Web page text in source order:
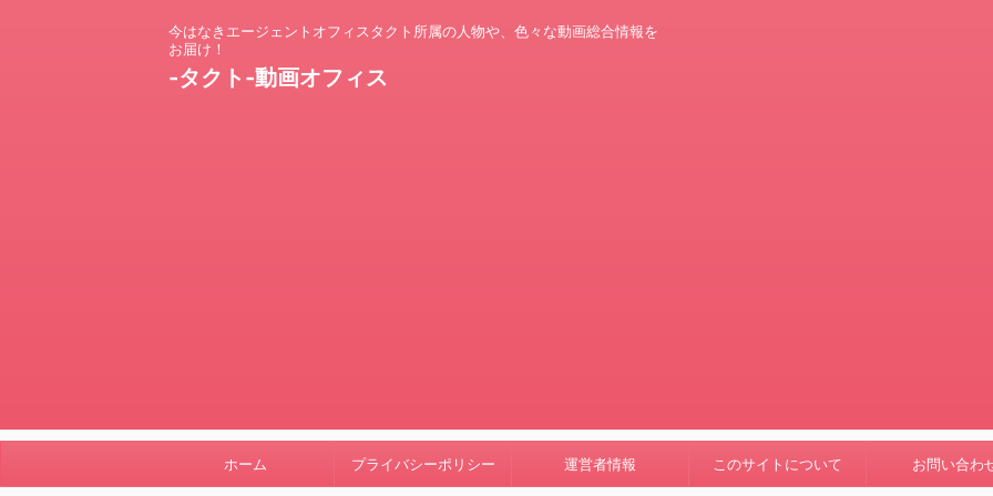
今はなきエージェントオフィスタクト所属の人物や、色々な動画総合情報を
お届け！
-タクト-動画オフィス
ホーム プライバシーポリシー 運営者情報 このサイトについて お問い合わ